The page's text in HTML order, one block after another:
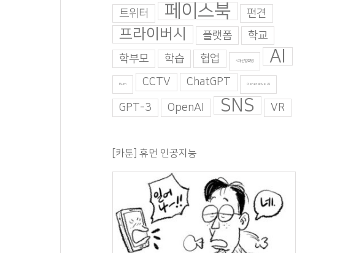
트위터 페이스북 편견
프라이버시 플랫폼
학교
학부모
학습 협업 4차산업혁명 AI
Burn CCTV ChatGPT Generative AI
GPT-3 OpenAI SNS VR
[카툰] 휴먼 인공지능